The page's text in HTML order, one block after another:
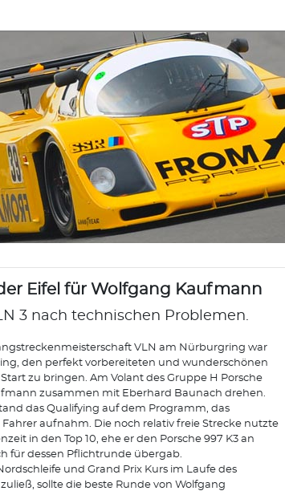
Eifel für Wolfgang Kaufmann
3 nach technischen Problemen.
VLN am Nürburgring war
den perfekt vorbereiteten und wunderschönen
zu bringen. Am Volant des Gruppe H Porsche
zusammen mit Eberhard Baunach drehen.
das Qualifying auf dem Programm, das
aufnahm. Die noch relativ freie Strecke nutzte
in den Top 10, ehe er den Porsche 997 K3 an
für dessen Pflichtrunde übergab.
und Grand Prix Kurs im Laufe des
sollte die beste Runde von Wolfgang